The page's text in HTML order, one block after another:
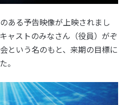
ある予告映像が上映されまし
ャストのみなさん（役員）がぞ
という名のもと、来期の目標に
。